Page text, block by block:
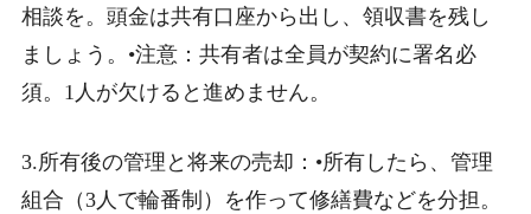
相談を。頭金は共有口座から出し、領収書を残し
ましょう。•注意：共有者は全員が契約に署名必
須。1人が欠けると進めません。
3.所有後の管理と将来の売却：•所有したら、管理
組合（3人で輪番制）を作って修繕費などを分担。